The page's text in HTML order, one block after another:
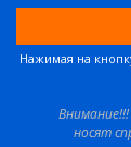
Нажимая на
носят